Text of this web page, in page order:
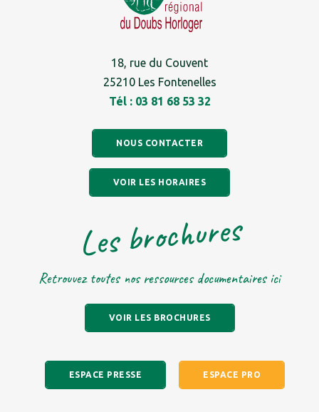
ESPACE PRESSE ESPACE PRO
18, rue du Couvent
25210 Les Fontenelles
Tél : 03 81 68 53 32
NOUS CONTACTER
VOIR LES HORAIRES
Les brochures
Retrouvez toutes nos ressources documentaires ici
VOIR LES BROCHURES